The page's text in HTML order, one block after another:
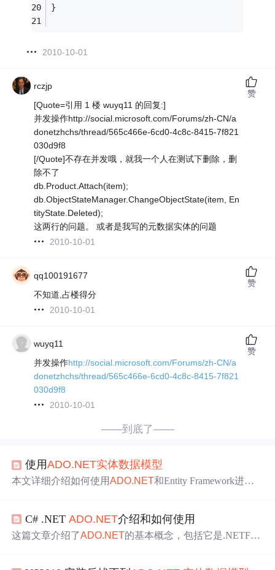
}
2010-10-01
rczjp
[Quote=引用 1 楼 wuyq11 的回复:]
并发操作http://social.microsoft.com/Forums/zh-CN/a
donetzhchs/thread/565c466e-6cd0-4c8c-8415-7f821
030d9f8
[/Quote]不存在并发哦，就我一个人在测试下删除，删
除不了
db.Product.Attach(item);
db.ObjectStateManager.ChangeObjectState(item, En
tityState.Deleted);
这两行的问题。 或者是我写的元数据实体的问题
2010-10-01
赞
qq100191677
不知道,占楼得分
2010-10-01
赞
wuyq11
并发操作http://social.microsoft.com/Forums/zh-CN/a
donetzhchs/thread/565c466e-6cd0-4c8c-8415-7f821
030d9f8
2010-10-01
赞
——到底了——
使用ADO.NET实体数据模型
本文详细介绍如何使用ADO.NET和Entity Framework进行
中生成EF设计器、操作学生数据表的实例，并提供了完整
的代码示例。
C# .NETADO.NET介绍和如何使用
这篇文章介绍了ADO.NET的基本概念，包括它是.NETFra